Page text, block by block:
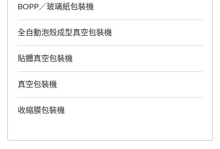
BOPP／玻璃紙包裝機
全自動泡殼成型真空包裝機
貼體真空包裝機
真空包裝機
收縮膜包裝機